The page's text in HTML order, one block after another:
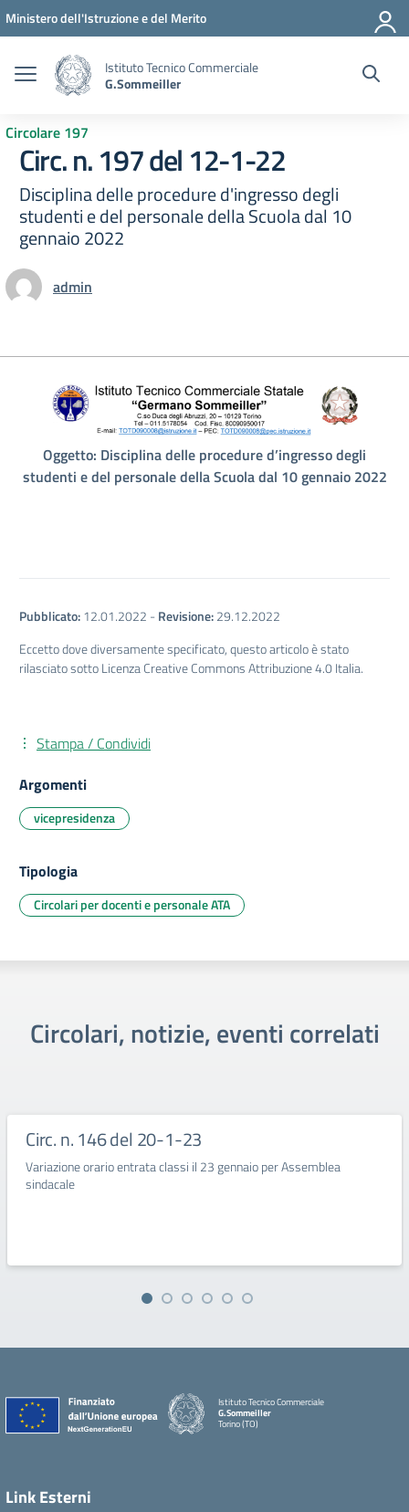
Vai ai contenuti
Vai al menu di navigazione
Vai al footer
Ministero dell'Istruzione e del Merito
Istituto Tecnico Commerciale
G.Sommeiller
Circolare 197
Circ. n. 197 del 12-1-22
Disciplina delle procedure d'ingresso degli
studenti e del personale della Scuola dal 10
gennaio 2022
admin
Oggetto: Disciplina delle procedure d’ingresso degli
studenti e del personale della Scuola dal 10 gennaio 2022
Pubblicato:12.01.2022 -Revisione:29.12.2022
Eccetto dove diversamente specificato, questo articolo è stato
rilasciato sotto Licenza Creative Commons Attribuzione 4.0 Italia.
Stampa / Condividi
Argomenti
vicepresidenza
Tipologia
Circolari per docenti e personale ATA
Circolari, notizie, eventi correlati
Circ. n. 146 del 20-1-23
Variazione orario entrata classi il 23 gennaio per Assemblea
sindacale
Istituto Tecnico Commerciale
G.Sommeiller
Torino (TO)
Link Esterni